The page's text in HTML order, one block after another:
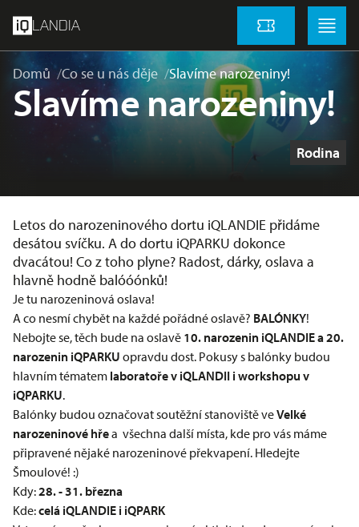
LANDIA Vstupenky
Menu
Domů Co se u nás děje Slavíme narozeniny!
Slavíme narozeniny!
Štítky
Rodina
Letos do narozeninového dortu iQLANDIE přidáme
desátou svíčku. A do dortu iQPARKU dokonce
dvacátou! Co z toho plyne? Radost, dárky, oslava a
hlavně hodně balóóónků!
Je tu narozeninová oslava!
A co nesmí chybět na každé pořádné oslavě? BALÓNKY!
Nebojte se, těch bude na oslavě 10. narozenin iQLANDIE a 20.
narozenin iQPARKU opravdu dost. Pokusy s balónky budou
hlavním tématem laboratoře v iQLANDII i workshopu v
iQPARKU.
Balónky budou označovat soutěžní stanoviště veVelké
narozeninové hřea všechna další místa, kde pro vás máme
připravené nějaké narozeninové překvapení. Hledejte
Šmoulové! :)
Kdy:28. - 31. března
Kde:celá iQLANDIE i iQPARK